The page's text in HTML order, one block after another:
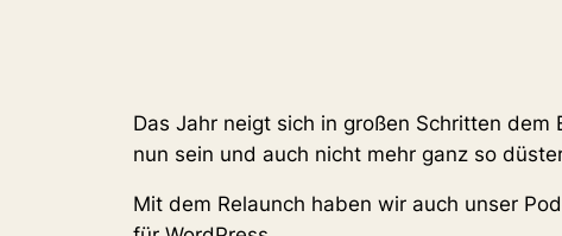
Das Jahr neigt sich in großen Schritten
nun sein und auch nicht mehr ganz so
Mit dem Relaunch haben wir auch unser